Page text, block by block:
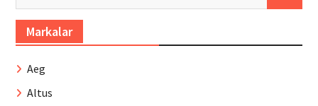
Markalar
Aeg
Altus